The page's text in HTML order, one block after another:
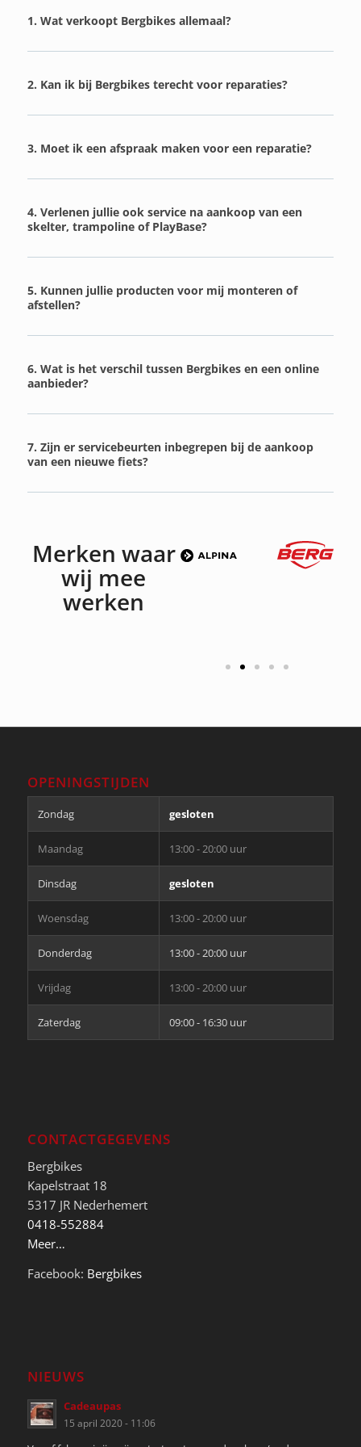
1. Wat verkoopt Bergbikes allemaal?
2. Kan ik bij Bergbikes terecht voor reparaties?
3. Moet ik een afspraak maken voor een reparatie?
4. Verlenen jullie ook service na aankoop van een
skelter, trampoline of PlayBase?
5. Kunnen jullie producten voor mij monteren of
afstellen?
6. Wat is het verschil tussen Bergbikes en een online
aanbieder?
7. Zijn er servicebeurten inbegrepen bij de aankoop
van een nieuwe fiets?
Merken waar
wij mee
werken
OPENINGSTIJDEN
Zondag gesloten
Maandag 13:00 - 20:00 uur
Dinsdag gesloten
Woensdag 13:00 - 20:00 uur
Donderdag 13:00 - 20:00 uur
Vrijdag 13:00 - 20:00 uur
Zaterdag 09:00 - 16:30 uur
CONTACTGEGEVENS
Bergbikes
Kapelstraat 18
5317 JR Nederhemert
0418-552884
Meer…
Facebook: Bergbikes
NIEUWS
Cadeaupas
15 april 2020 - 11:06